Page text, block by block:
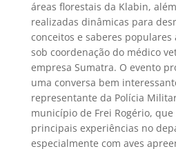
áreas florestais da Klabin,
realizadas dinâmicas para
conceitos e saberes populares
sob coordenação do médico
empresa Sumatra. O evento
uma conversa bem
representante da Polícia
município de Frei Rogério,
principais experiências no
especialmente com aves